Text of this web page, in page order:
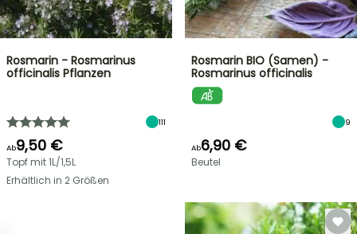
Rosmarin - Rosmarinus
officinalis Pflanzen
111
Ab9,50 €
Topf mit 1L/1,5L
Erhältlich in 2 Größen
Rosmarin BIO (Samen) -
Rosmarinus officinalis
9
Ab6,90 €
Beutel